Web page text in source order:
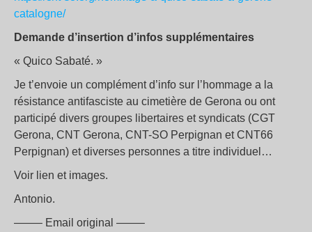
catalogne/
Demande d’insertion d’infos supplémentaires
« Quico Sabaté. »
Je t’envoie un complément d’info sur l’hommage a la
résistance antifasciste au cimetière de Gerona ou ont
participé divers groupes libertaires et syndicats (CGT
Gerona, CNT Gerona, CNT-SO Perpignan et CNT66
Perpignan) et diverses personnes a titre individuel…
Voir lien et images.
Antonio.
——– Email original ——–